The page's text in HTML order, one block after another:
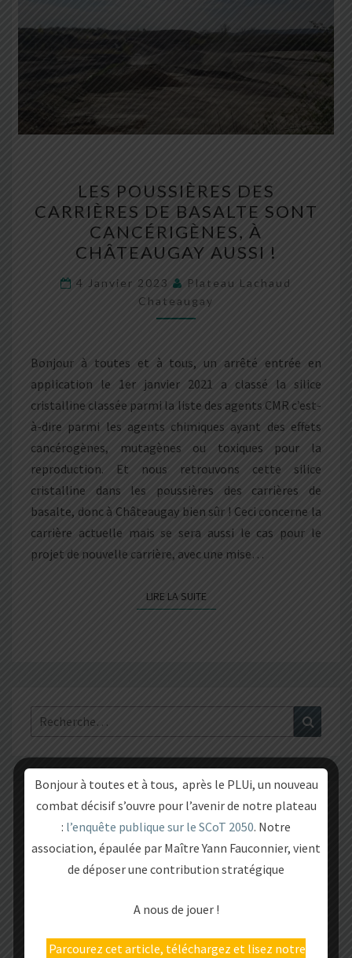
POUSSIÈRES
DES
CARRIÈRES
DE
BASALTE
SONT
CANCÉRIGÈNES,
CHÂTEAUGAY
AUSSI
!
LES POUSSIÈRES DES
CARRIÈRES DE BASALTE SONT
CANCÉRIGÈNES, À
CHÂTEAUGAY AUSSI !
4 Janvier 2023
Plateau Lachaud
Chateaugay
Bonjour à toutes et à tous, un arrêté entrée en
application le 1er janvier 2021 a classé la silice
cristalline classée parmi la liste des agents CMR c’est-
à-dire parmi les agents chimiques ayant des effets
cancérogènes, mutagènes ou toxiques pour la
reproduction. Et nous retrouvons cette silice
cristalline dans les poussières des carrières de
basalte, donc à Châteaugay bien sûr ! Ceci concerne la
carrière actuelle mais se sera aussi le cas pour le
projet de nouvelle carrière, avec une mise…
LIRE LA SUITELIRE LA SUITE
Rechercher :
L’ASSOCIATION
Qui sommes-nous ?
Bonjour à toutes et à tous, après le PLUi, un nouveau
combat décisif s’ouvre pour l’avenir de notre plateau
: l’enquête publique sur le SCoT 2050. Notre
association, épaulée par Maître Yann Fauconnier, vient
de déposer une contribution stratégique
A nous de jouer !
Parcourez cet article, téléchargez et lisez notre